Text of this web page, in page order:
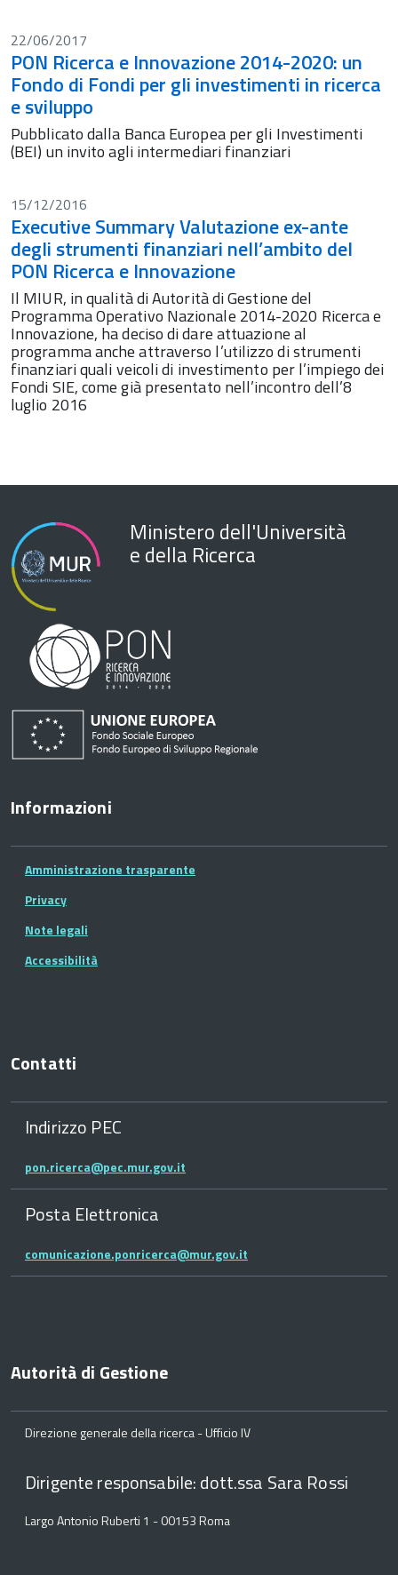
22/06/2017
PON Ricerca e Innovazione 2014-2020: un
Fondo di Fondi per gli investimenti in ricerca
e sviluppo
Pubblicato dalla Banca Europea per gli Investimenti
(BEI) un invito agli intermediari finanziari
15/12/2016
Executive Summary Valutazione ex-ante
degli strumenti finanziari nell’ambito del
PON Ricerca e Innovazione
Il MIUR, in qualità di Autorità di Gestione del
Programma Operativo Nazionale 2014-2020 Ricerca e
Innovazione, ha deciso di dare attuazione al
programma anche attraverso l’utilizzo di strumenti
finanziari quali veicoli di investimento per l’impiego dei
Fondi SIE, come già presentato nell’incontro dell’8
luglio 2016
Ministero dell'Università
e della Ricerca
Informazioni
Amministrazione trasparente
Privacy
Note legali
Accessibilità
Contatti
Indirizzo PEC
pon.ricerca@pec.mur.gov.it
Posta Elettronica
comunicazione.ponricerca@mur.gov.it
Autorità di Gestione
Direzione generale della ricerca - Ufficio IV
Dirigente responsabile: dott.ssa Sara Rossi
Largo Antonio Ruberti 1 - 00153 Roma